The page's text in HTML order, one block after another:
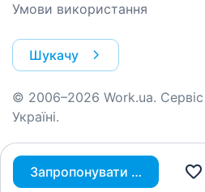
Запропонувати вакансію
Умови використання
Шукачу
© 2006–2026 Work.ua.
Україні.